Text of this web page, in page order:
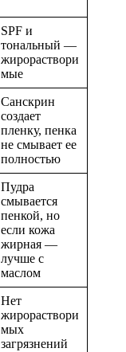
SPF и
тональный —
жирораствори
мые
Санскрин
создает
пленку, пенка
не смывает ее
полностью
Пудра
смывается
пенкой, но
если кожа
жирная —
лучше с
маслом
Нет
жирораствори
мых
загрязнений